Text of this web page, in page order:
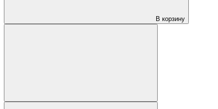
В корзину